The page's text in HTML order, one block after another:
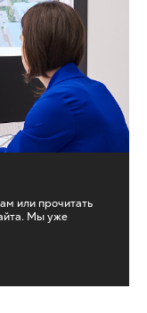
или прочитать
Мы уже